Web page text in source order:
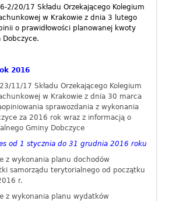
2/20/17 Składu Orzekającego Kolegium
w Krakowie z dnia 3 lutego
o prawidłowości planowanej kwoty
Dobczyce.
2016
11/17 Składu Orzekającego Kolegium
w Krakowie z dnia 30 marca
sprawozdania z wykonania
za 2016 rok wraz z informacją o
Gminy Dobczyce
od 1 stycznia do 31 grudnia 2016 roku
z wykonania planu dochodów
samorządu terytorialnego od początku
r.
z wykonania planu wydatków